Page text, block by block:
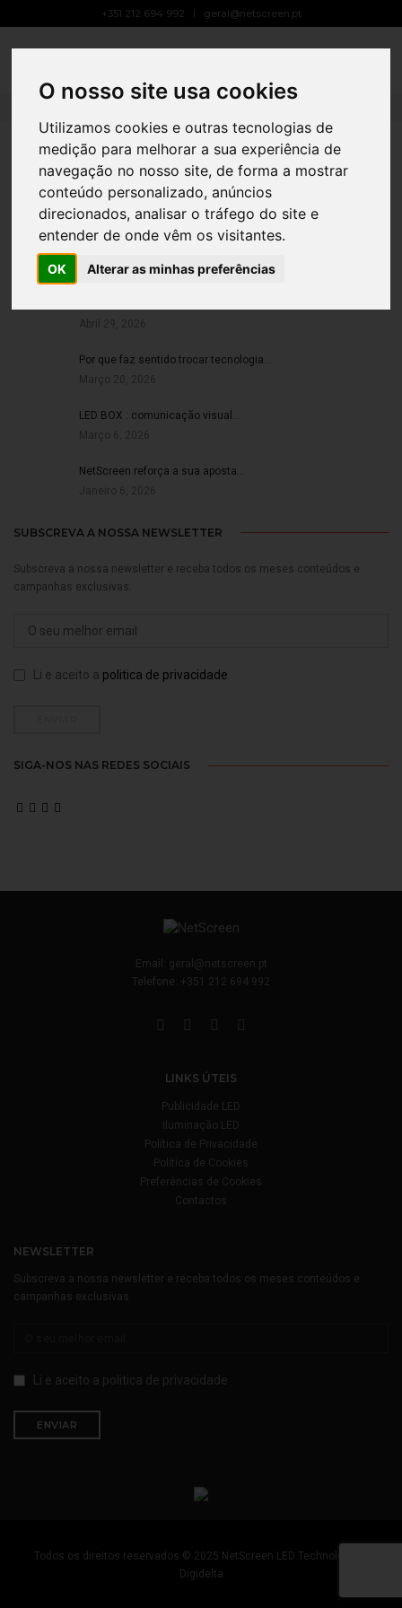
O nosso site usa cookies
Utilizamos cookies e outras tecnologias de
medição para melhorar a sua experiência de
navegação no nosso site, de forma a mostrar
conteúdo personalizado, anúncios
direcionados, analisar o tráfego do site e
entender de onde vêm os visitantes.
OK Alterar as minhas preferências
+351 212 694 992 geral@netscreen.pt
LED DIGITAL
Home
MC DONALDS CARREGADO
MC DONALDS SANTARÉM
MC DONALDS DO BARREIRO DRIVE
ARTIGOS RECENTES
Maio 5, 2026
Por que faz sentido trocar tecnologia…
LED BOX : comunicação visual…
NetScreen reforça a sua aposta…
SUBSCREVA A NOSSA NEWSLETTER
Subscreva a nossa newsletter e receba todos os meses conteúdos e
campanhas exclusivas.
Li e aceito a politica de privacidade
SIGA-NOS NAS REDES SOCIAIS
Email:
geral@netscreen.pt
Telefone:
+351 212 694 992
LINKS ÚTEIS
Publicidade LED
Iluminação LED
Política de Privacidade
Política de Cookies
Preferências de Cookies
Contactos
NEWSLETTER
Subscreva a nossa newsletter e receba todos os meses conteúdos e
campanhas exclusivas
Li e aceito a politica de privacidade
Todos os direitos reservados © 2025 NetScreen LED Technology by
Digidelta